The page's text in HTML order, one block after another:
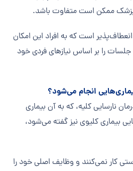
ممکن است متفاوت باشد.
است که به افراد این امکان
را بر اساس نیازهای فردی خود
انجام می‌شود؟
نارسایی کلیه، که به آن بیماری
بیماری کلیوی نیز گفته می‌شود،
کار نمی‌کنند و وظایف اصلی خود را